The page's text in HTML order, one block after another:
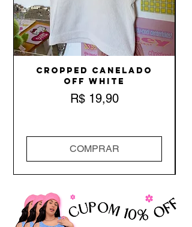
Cropped Canelado
Off White
Preço
R$ 19,90
COMPRAR